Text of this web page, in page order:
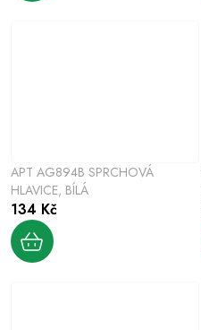
APT AG894B SPRCHOVÁ
HLAVICE, BÍLÁ
134 Kč